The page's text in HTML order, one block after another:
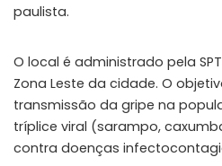
paulista.
O local é administrado pela
Zona Leste da cidade. O
transmissão da gripe na
tríplice viral (sarampo,
contra doenças